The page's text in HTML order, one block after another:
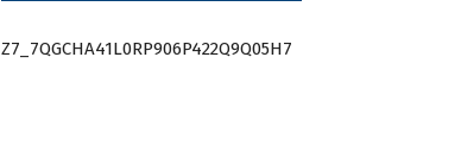
Z7_7QGCHA41L0RP906P422Q9Q05H7